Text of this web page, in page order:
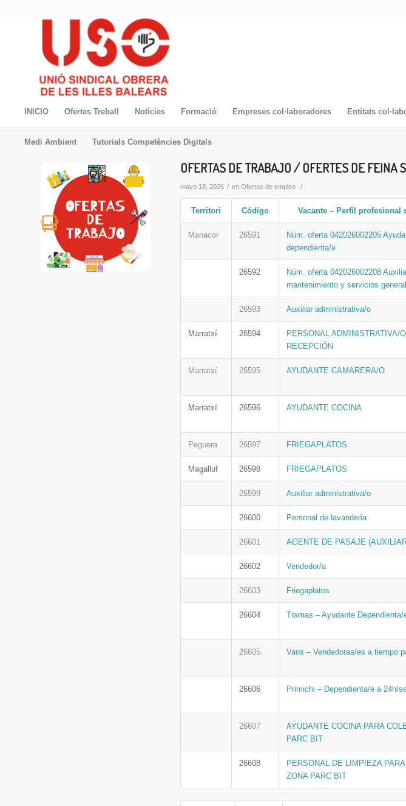
INICIO Ofertes Treball Notícies Formació Empreses col·laboradores Entitats
Medi Ambient Tutorials Competències Digitals
OFERTAS DE TRABAJO / OFERTES DE FEINA
mayo 18, 2026 / en Ofertas de empleo /
Territori Código Vacante – Perfil profesional
Manacor 26591
Núm. oferta 042026002205
dependienta/e
26592
Núm. oferta 042026002208
mantenimiento y servicios
26593 Auxiliar administrativa/o
Marratxí 26594
PERSONAL ADMINISTRATIVA/
RECEPCIÓN
Marratxí 26595 AYUDANTE CAMARERA/O
Marratxí 26596 AYUDANTE COCINA
Peguera 26597 FRIEGAPLATOS
Magalluf 26598 FRIEGAPLATOS
26599 Auxiliar administrativa/o
26600 Personal de lavanderia
26601 AGENTE DE PASAJE
26602 Vendedor/a
26603 Friegaplatos
26604 Tramas – Ayudante Dependienta/
26605 Vans – Vendedoras/es a tiempo
26606 Primichi – Dependienta/e a 24h/
26607
AYUDANTE COCINA PARA
PARC BIT
26608
PERSONAL DE LIMPIEZA
ZONA PARC BIT